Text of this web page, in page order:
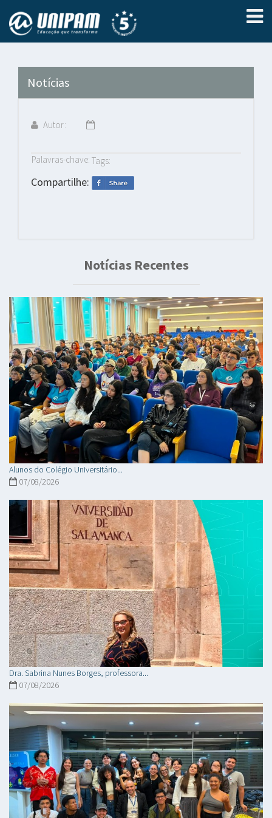
Notícias
Autor:
Palavras-chave: Tags:
Compartilhe:
Notícias Recentes
Alunos do Colégio Universitário...
07/08/2026
Dra. Sabrina Nunes Borges, professora...
07/08/2026